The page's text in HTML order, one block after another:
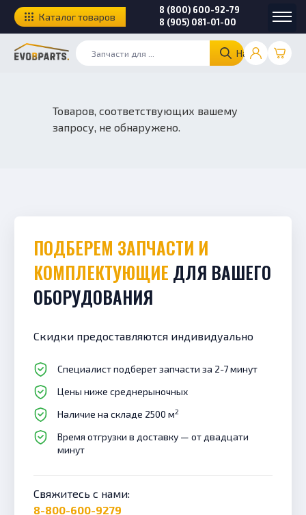
Найти
8 (800) 600-92-79
8 (905) 081-01-00
Каталог товаров
Товаров, соответствующих вашему
запросу, не обнаружено.
ПОДБЕРЕМ ЗАПЧАСТИ И
КОМПЛЕКТУЮЩИЕ ДЛЯ ВАШЕГО
ОБОРУДОВАНИЯ
Скидки предоставляются индивидуально
Специалист подберет запчасти за 2-7 минут
Цены ниже среднерыночных
Наличие на складе 2500 м2
Время отгрузки в доставку — от двадцати
минут
Свяжитесь с нами:
8-800-600-9279